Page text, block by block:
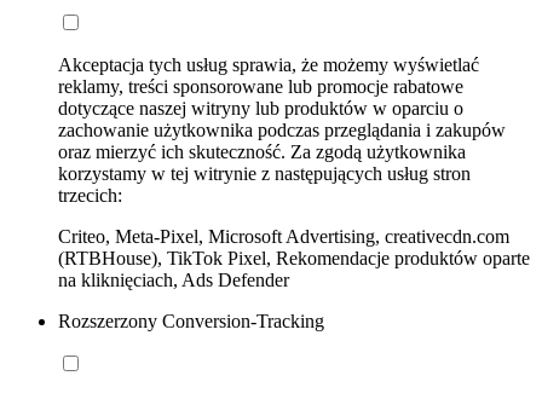
Akceptacja tych usług sprawia, że możemy wyświetlać
reklamy, treści sponsorowane lub promocje rabatowe
dotyczące naszej witryny lub produktów w oparciu o
zachowanie użytkownika podczas przeglądania i zakupów
oraz mierzyć ich skuteczność. Za zgodą użytkownika
korzystamy w tej witrynie z następujących usług stron
trzecich:
Criteo, Meta-Pixel, Microsoft Advertising, creativecdn.com
(RTBHouse), TikTok Pixel, Rekomendacje produktów oparte
na kliknięciach, Ads Defender
Rozszerzony Conversion-Tracking